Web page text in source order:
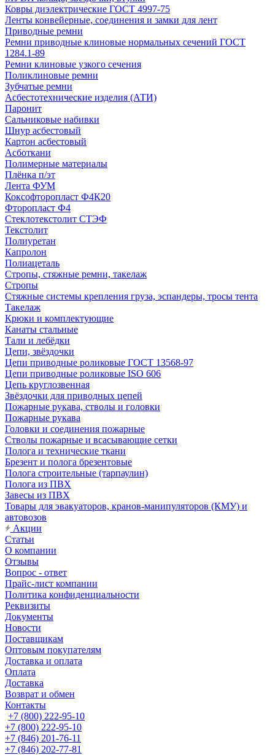
Ковры диэлектрические ГОСТ 4997-75
Ленты конвейерные, соединения и замки для лент
Приводные ремни
Ремни приводные клиновые нормальных сечений ГОСТ
1284.1-89
Ремни клиновые узкого сечения
Поликлиновые ремни
Зубчатые ремни
Асбестотехнические изделия (АТИ)
Паронит
Сальниковые набивки
Шнур асбестовый
Картон асбестовый
Асботкани
Полимерные материалы
Плёнка п/эт
Лента ФУМ
Коксофторопласт Ф4К20
Фторопласт Ф4
Стеклотекстолит СТЭФ
Текстолит
Полиуретан
Капролон
Полиацеталь
Стропы, стяжные ремни, такелаж
Стропы
Стяжные системы крепления груза, эспандеры, тросы тента
Такелаж
Крюки и комплектующие
Канаты стальные
Тали и лебёдки
Цепи, звёздочки
Цепи приводные роликовые ГОСТ 13568-97
Цепи приводные роликовые ISO 606
Цепь круглозвенная
Звёздочки для приводных цепей
Пожарные рукава, стволы и головки
Пожарные рукава
Головки и соединения пожарные
Стволы пожарные и всасывающие сетки
Полога и технические ткани
Брезент и полога брезентовые
Полога строительные (тарпаулин)
Полога из ПВХ
Завесы из ПВХ
Товары для эвакуаторов, кранов-манипуляторов (КМУ) и
автовозов
Акции
Статьи
О компании
Отзывы
Вопрос - ответ
Прайс-лист компании
Политика конфиденциальности
Реквизиты
Документы
Новости
Поставщикам
Оптовым покупателям
Доставка и оплата
Оплата
Доставка
Возврат и обмен
Контакты
+7 (800) 222-95-10
+7 (800) 222-95-10
+7 (846) 201-76-11
+7 (846) 202-77-81